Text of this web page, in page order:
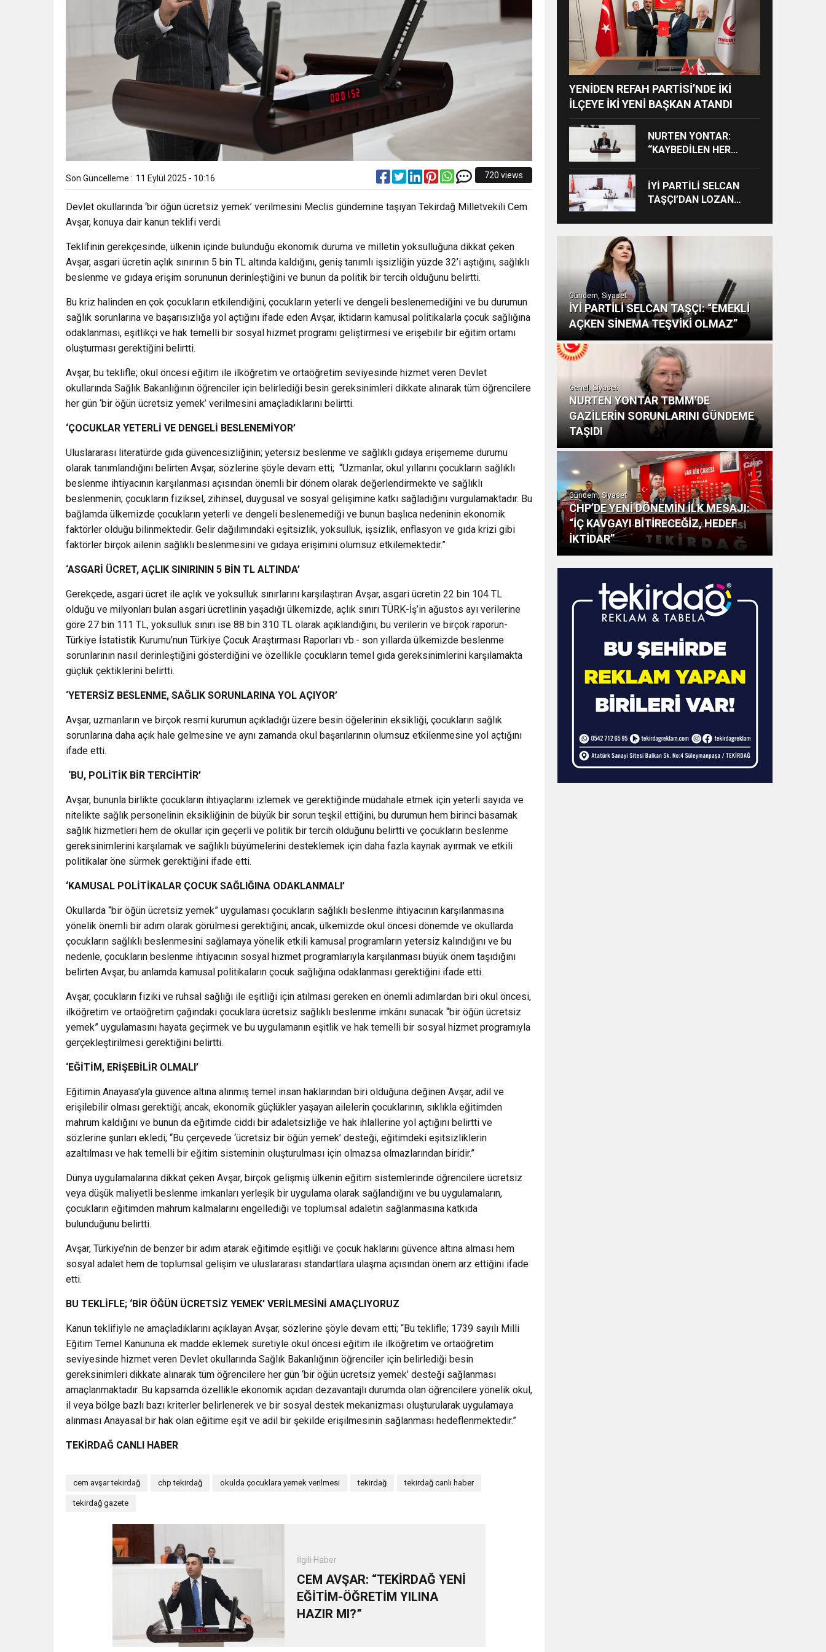
Son Güncelleme : 11 Eylül 2025 - 10:16 720 views
Devlet okullarında ‘bir öğün ücretsiz yemek’ verilmesini Meclis gündemine taşıyan Tekirdağ Milletvekili Cem
Avşar, konuya dair kanun teklifi verdi.
Teklifinin gerekçesinde, ülkenin içinde bulunduğu ekonomik duruma ve milletin yoksulluğuna dikkat çeken
Avşar, asgari ücretin açlık sınırının 5 bin TL altında kaldığını, geniş tanımlı işsizliğin yüzde 32’i aştığını, sağlıklı
beslenme ve gıdaya erişim sorununun derinleştiğini ve bunun da politik bir tercih olduğunu belirtti.
Bu kriz halinden en çok çocukların etkilendiğini, çocukların yeterli ve dengeli beslenemediğini ve bu durumun
sağlık sorunlarına ve başarısızlığa yol açtığını ifade eden Avşar, iktidarın kamusal politikalarla çocuk sağlığına
odaklanması, eşitlikçi ve hak temelli bir sosyal hizmet programı geliştirmesi ve erişebilir bir eğitim ortamı
oluşturması gerektiğini belirtti.
Avşar, bu teklifle; okul öncesi eğitim ile ilköğretim ve ortaöğretim seviyesinde hizmet veren Devlet
okullarında Sağlık Bakanlığının öğrenciler için belirlediği besin gereksinimleri dikkate alınarak tüm öğrencilere
her gün ‘bir öğün ücretsiz yemek’ verilmesini amaçladıklarını belirtti.
‘ÇOCUKLAR YETERLİ VE DENGELİ BESLENEMİYOR’
Uluslararası literatürde gıda güvencesizliğinin; yetersiz beslenme ve sağlıklı gıdaya erişememe durumu
olarak tanımlandığını belirten Avşar, sözlerine şöyle devam etti; “Uzmanlar, okul yıllarını çocukların sağlıklı
beslenme ihtiyacının karşılanması açısından önemli bir dönem olarak değerlendirmekte ve sağlıklı
beslenmenin; çocukların fiziksel, zihinsel, duygusal ve sosyal gelişimine katkı sağladığını vurgulamaktadır. Bu
bağlamda ülkemizde çocukların yeterli ve dengeli beslenemediği ve bunun başlıca nedeninin ekonomik
faktörler olduğu bilinmektedir. Gelir dağılımındaki eşitsizlik, yoksulluk, işsizlik, enflasyon ve gıda krizi gibi
faktörler birçok ailenin sağlıklı beslenmesini ve gıdaya erişimini olumsuz etkilemektedir.”
‘ASGARİ ÜCRET, AÇLIK SINIRININ 5 BİN TL ALTINDA’
Gerekçede, asgari ücret ile açlık ve yoksulluk sınırlarını karşılaştıran Avşar, asgari ücretin 22 bin 104 TL
olduğu ve milyonları bulan asgari ücretlinin yaşadığı ülkemizde, açlık sınırı TÜRK-İş’in ağustos ayı verilerine
göre 27 bin 111 TL, yoksulluk sınırı ise 88 bin 310 TL olarak açıklandığını, bu verilerin ve birçok raporun-
Türkiye İstatistik Kurumu’nun Türkiye Çocuk Araştırması Raporları vb.- son yıllarda ülkemizde beslenme
sorunlarının nasıl derinleştiğini gösterdiğini ve özellikle çocukların temel gıda gereksinimlerini karşılamakta
güçlük çektiklerini belirtti.
‘YETERSİZ BESLENME, SAĞLIK SORUNLARINA YOL AÇIYOR’
Avşar, uzmanların ve birçok resmi kurumun açıkladığı üzere besin öğelerinin eksikliği, çocukların sağlık
sorunlarına daha açık hale gelmesine ve aynı zamanda okul başarılarının olumsuz etkilenmesine yol açtığını
ifade etti.
‘BU, POLİTİK BİR TERCİHTİR’
Avşar, bununla birlikte çocukların ihtiyaçlarını izlemek ve gerektiğinde müdahale etmek için yeterli sayıda ve
nitelikte sağlık personelinin eksikliğinin de büyük bir sorun teşkil ettiğini, bu durumun hem birinci basamak
sağlık hizmetleri hem de okullar için geçerli ve politik bir tercih olduğunu belirtti ve çocukların beslenme
gereksinimlerini karşılamak ve sağlıklı büyümelerini desteklemek için daha fazla kaynak ayırmak ve etkili
politikalar öne sürmek gerektiğini ifade etti.
‘KAMUSAL POLİTİKALAR ÇOCUK SAĞLIĞINA ODAKLANMALI’
Okullarda “bir öğün ücretsiz yemek” uygulaması çocukların sağlıklı beslenme ihtiyacının karşılanmasına
yönelik önemli bir adım olarak görülmesi gerektiğini; ancak, ülkemizde okul öncesi dönemde ve okullarda
çocukların sağlıklı beslenmesini sağlamaya yönelik etkili kamusal programların yetersiz kalındığını ve bu
nedenle, çocukların beslenme ihtiyacının sosyal hizmet programlarıyla karşılanması büyük önem taşıdığını
belirten Avşar, bu anlamda kamusal politikaların çocuk sağlığına odaklanması gerektiğini ifade etti.
Avşar, çocukların fiziki ve ruhsal sağlığı ile eşitliği için atılması gereken en önemli adımlardan biri okul öncesi,
ilköğretim ve ortaöğretim çağındaki çocuklara ücretsiz sağlıklı beslenme imkânı sunacak “bir öğün ücretsiz
yemek” uygulamasını hayata geçirmek ve bu uygulamanın eşitlik ve hak temelli bir sosyal hizmet programıyla
gerçekleştirilmesi gerektiğini belirtti.
‘EĞİTİM, ERİŞEBİLİR OLMALI’
Eğitimin Anayasa’yla güvence altına alınmış temel insan haklarından biri olduğuna değinen Avşar, adil ve
erişilebilir olması gerektiği; ancak, ekonomik güçlükler yaşayan ailelerin çocuklarının, sıklıkla eğitimden
mahrum kaldığını ve bunun da eğitimde ciddi bir adaletsizliğe ve hak ihlallerine yol açtığını belirtti ve
sözlerine şunları ekledi; “Bu çerçevede ‘ücretsiz bir öğün yemek’ desteği, eğitimdeki eşitsizliklerin
azaltılması ve hak temelli bir eğitim sisteminin oluşturulması için olmazsa olmazlarından biridir.”
Dünya uygulamalarına dikkat çeken Avşar, birçok gelişmiş ülkenin eğitim sistemlerinde öğrencilere ücretsiz
veya düşük maliyetli beslenme imkanları yerleşik bir uygulama olarak sağlandığını ve bu uygulamaların,
çocukların eğitimden mahrum kalmalarını engellediği ve toplumsal adaletin sağlanmasına katkıda
bulunduğunu belirtti.
Avşar, Türkiye’nin de benzer bir adım atarak eğitimde eşitliği ve çocuk haklarını güvence altına alması hem
sosyal adalet hem de toplumsal gelişim ve uluslararası standartlara ulaşma açısından önem arz ettiğini ifade
etti.
BU TEKLİFLE; ‘BİR ÖĞÜN ÜCRETSİZ YEMEK’ VERİLMESİNİ AMAÇLIYORUZ
Kanun teklifiyle ne amaçladıklarını açıklayan Avşar, sözlerine şöyle devam etti; “Bu teklifle; 1739 sayılı Milli
Eğitim Temel Kanununa ek madde eklemek suretiyle okul öncesi eğitim ile ilköğretim ve ortaöğretim
seviyesinde hizmet veren Devlet okullarında Sağlık Bakanlığının öğrenciler için belirlediği besin
gereksinimleri dikkate alınarak tüm öğrencilere her gün ‘bir öğün ücretsiz yemek’ desteği sağlanması
amaçlanmaktadır. Bu kapsamda özellikle ekonomik açıdan dezavantajlı durumda olan öğrencilere yönelik okul,
il veya bölge bazlı bazı kriterler belirlenerek ve bir sosyal destek mekanizması oluşturularak uygulamaya
alınması Anayasal bir hak olan eğitime eşit ve adil bir şekilde erişilmesinin sağlanması hedeflenmektedir.”
TEKİRDAĞ CANLI HABER
cem avşar tekirdağ chp tekirdağ okulda çocuklara yemek verilmesi tekirdağ tekirdağ canlı haber
tekirdağ gazete
İlgili Haber
CEM AVŞAR: “TEKİRDAĞ YENİ
EĞİTİM-ÖĞRETİM YILINA
HAZIR MI?”
YENİDEN REFAH PARTİSİ’NDE İKİ
İLÇEYE İKİ YENİ BAŞKAN ATANDI
NURTEN YONTAR:
“KAYBEDİLEN HER
İYİ PARTİLİ SELCAN
TAŞÇI’DAN LOZAN
TAPU SENEDİNE SAHİP
ÇIKMA ZAMANIDIR”
Gündem, Siyaset
İYİ PARTİLİ SELCAN TAŞÇI: “EMEKLİ
AÇKEN SİNEMA TEŞVİKİ OLMAZ”
Genel, Siyaset
NURTEN YONTAR TBMM’DE
GAZİLERİN SORUNLARINI GÜNDEME
TAŞIDI
Gündem, Siyaset
CHP’DE YENİ DÖNEMİN İLK MESAJI:
“İÇ KAVGAYI BİTİRECEĞİZ, HEDEF
İKTİDAR”